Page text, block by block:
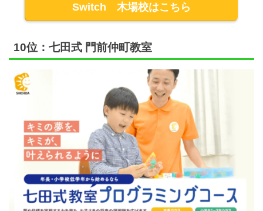
Switch 木場校はこちら
10位：七田式 門前仲町教室